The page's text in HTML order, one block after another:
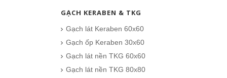
GẠCH KERABEN & TKG
Gạch lát Keraben 60x60
Gạch ốp Keraben 30x60
Gạch lát nền TKG 60x60
Gạch lát nền TKG 80x80